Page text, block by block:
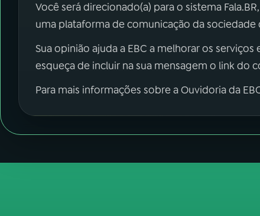
Você será direcionado(a) para o sistema
uma plataforma de comunicação da
Sua opinião ajuda a EBC a melhorar os
esqueça de incluir na sua mensagem o link do
Para mais informações sobre a Ouvidoria da